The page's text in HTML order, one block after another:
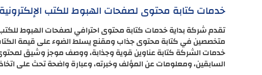
خدمات كتابة محتوى لصفحات الهبوط للكتب الإلكترونية
تقدم شركة بداية خدمات كتابة محتوى احترافي لصفحات الهبوط
متخصصين في كتابة محتوى جذاب ومقنع يسلط الضوء على قيمة
خدمات الشركة كتابة عناوين قوية وجذابة، ووصف موجز وشيق لمحتوى
السابقين، ومعلومات عن المؤلف وخبرته، وعبارة واضحة تحث على اتخاذ